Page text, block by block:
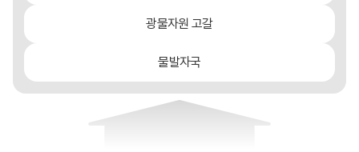
광물자원 고갈
물발자국